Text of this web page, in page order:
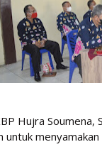
Hujra
untuk